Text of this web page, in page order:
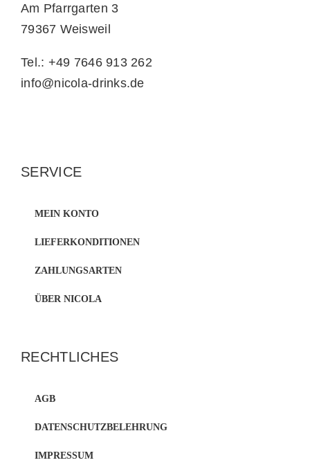
Am Pfarrgarten 3
79367 Weisweil
Tel.: +49 7646 913 262
info@nicola-drinks.de
SERVICE
MEIN KONTO
LIEFERKONDITIONEN
ZAHLUNGSARTEN
ÜBER NICOLA
RECHTLICHES
AGB
DATENSCHUTZBELEHRUNG
IMPRESSUM